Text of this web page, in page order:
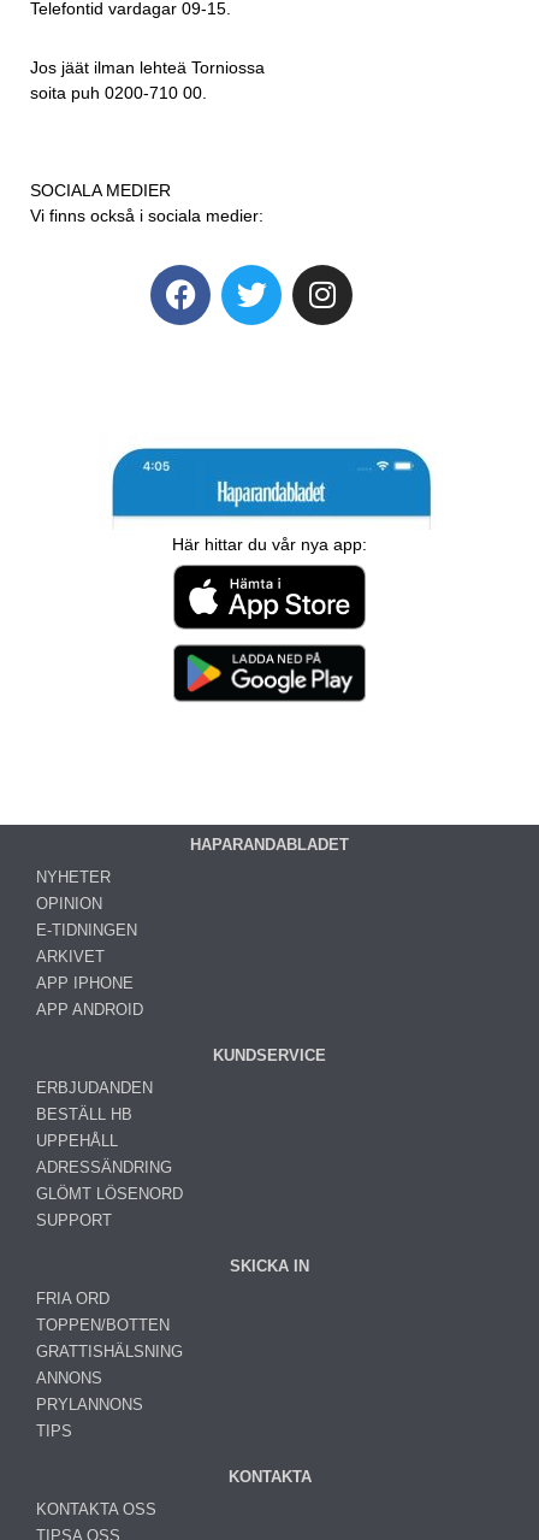
Telefontid vardagar 09-15.
Jos jäät ilman lehteä Torniossa
soita puh 0200-710 00.
SOCIALA MEDIER
Vi finns också i sociala medier:
Här hittar du vår nya app:
HAPARANDABLADET
NYHETER
OPINION
E-TIDNINGEN
ARKIVET
APP IPHONE
APP ANDROID
KUNDSERVICE
ERBJUDANDEN
BESTÄLL HB
UPPEHÅLL
ADRESSÄNDRING
GLÖMT LÖSENORD
SUPPORT
SKICKA IN
FRIA ORD
TOPPEN/BOTTEN
GRATTISHÄLSNING
ANNONS
PRYLANNONS
TIPS
KONTAKTA
KONTAKTA OSS
TIPSA OSS